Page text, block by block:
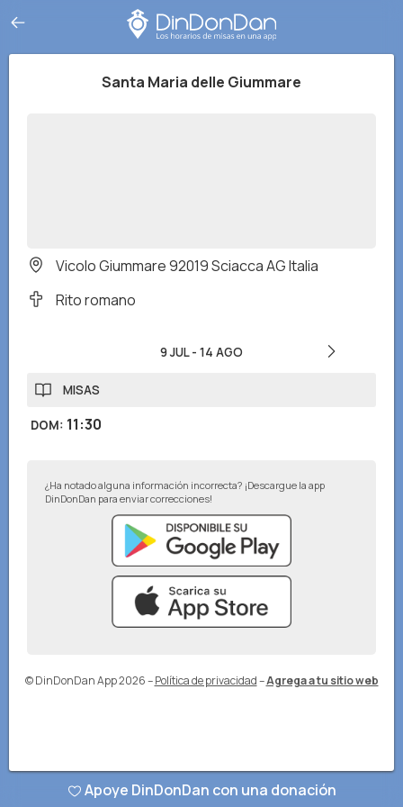
Santa Maria delle Giummare
Vicolo Giummare 92019 Sciacca AG Italia
Rito romano
9 JUL- 14 AGO
MISAS
DOM: 11:30
¿Ha notado alguna información incorrecta? ¡Descargue la app
DinDonDan para enviar correcciones!
© DinDonDan App 2026– Política de privacidad–Agrega a tu sitio web
Apoye DinDonDan con una donación